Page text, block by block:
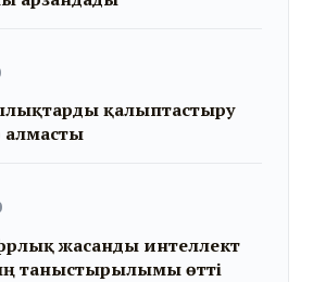
қалыптастыру
алмасты
жасанды интеллект
таныстырылымы өтті